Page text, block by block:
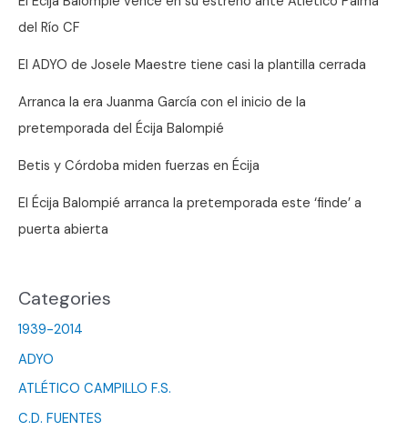
del
del Río CF
El ADYO de Josele Maestre tiene casi la plantilla cerrada
Arranca la era Juanma García con el inicio de la
pretemporada del Écija Balompié
Betis y Córdoba miden fuerzas en Écija
El Écija Balompié arranca la pretemporada este ‘finde’ a
puerta abierta
Categories
1939-2014
ADYO
ATLÉTICO CAMPILLO F.S.
C.D. FUENTES